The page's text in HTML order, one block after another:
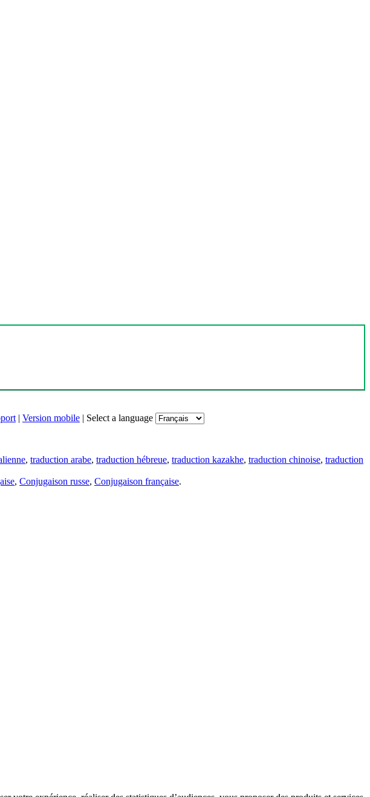
| Version mobile | Select a language
, traduction arabe, traduction hébreue, traduction kazakhe, traduction chinoise, traduction
, Conjugaison russe, Conjugaison française.